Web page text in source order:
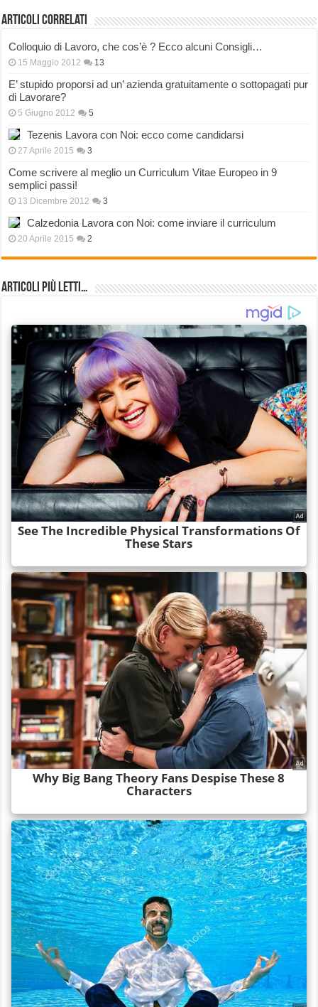
Articoli correlati
Colloquio di Lavoro, che cos’è ? Ecco alcuni Consigli…
15 Maggio 2012 13
E’ stupido proporsi ad un’ azienda gratuitamente o sottopagati pur
di Lavorare?
5 Giugno 2012 5
Tezenis Lavora con Noi: ecco come candidarsi
27 Aprile 2015 3
Come scrivere al meglio un Curriculum Vitae Europeo in 9
semplici passi!
13 Dicembre 2012 3
Calzedonia Lavora con Noi: come inviare il curriculum
20 Aprile 2015 2
Articoli più Letti…